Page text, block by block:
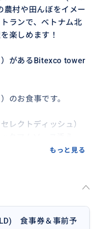
農村や田んぼをイメー
ランで、ベトナム北
楽しめます！
があるBitexco tower
のお食事です。
レクトディッシュ）
り、予告なく変更と
もっと見る
食事券＆事前予